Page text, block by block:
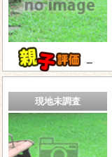
－
現地未調査